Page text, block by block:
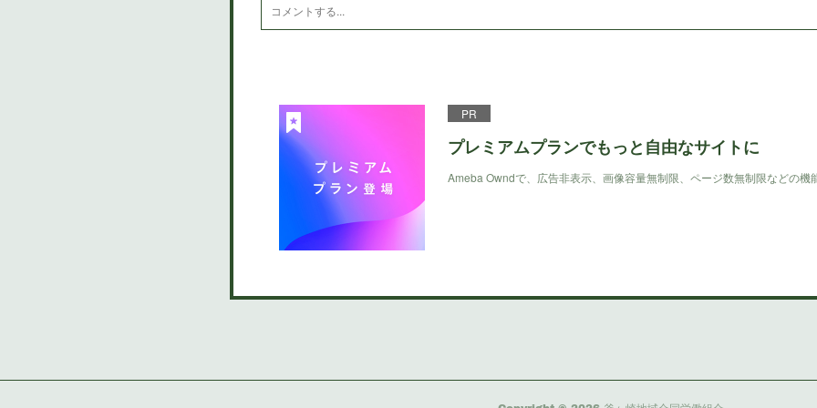
PR
プレミアムプランでもっと自由なサイトに
Ameba Owndで、広告非表示、画像容量無制限、ページ数無制限などの機